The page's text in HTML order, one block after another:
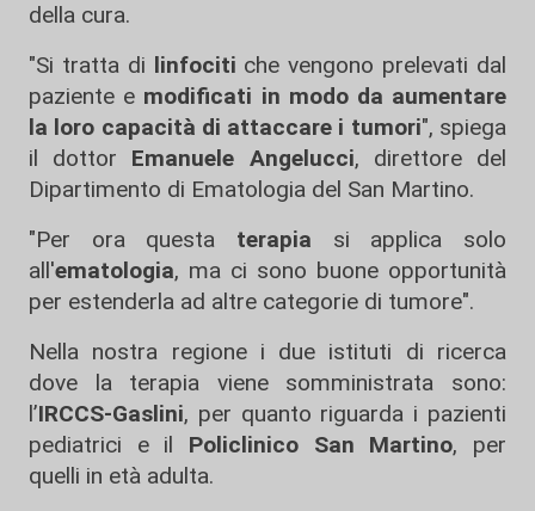
della cura.
"Si tratta di linfociti che vengono prelevati dal
paziente e modificati in modo da aumentare
la loro capacità di attaccare i tumori", spiega
il dottor Emanuele Angelucci, direttore del
Dipartimento di Ematologia del San Martino.
"Per ora questa terapia si applica solo
all'ematologia, ma ci sono buone opportunità
per estenderla ad altre categorie di tumore".
Nella nostra regione i due istituti di ricerca
dove la terapia viene somministrata sono:
l’IRCCS-Gaslini, per quanto riguarda i pazienti
pediatrici e il Policlinico San Martino, per
quelli in età adulta.